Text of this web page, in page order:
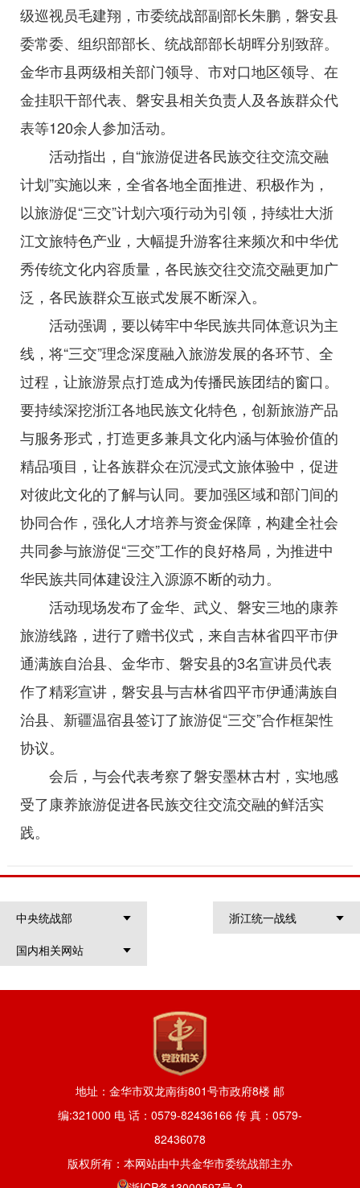
级巡视员毛建翔，市委统战部副部长朱鹏，磐安县
委常委、组织部部长、统战部部长胡晖分别致辞。
金华市县两级相关部门领导、市对口地区领导、在
金挂职干部代表、磐安县相关负责人及各族群众代
表等120余人参加活动。
活动指出，自“旅游促进各民族交往交流交融
计划”实施以来，全省各地全面推进、积极作为，
以旅游促“三交”计划六项行动为引领，持续壮大浙
江文旅特色产业，大幅提升游客往来频次和中华优
秀传统文化内容质量，各民族交往交流交融更加广
泛，各民族群众互嵌式发展不断深入。
活动强调，要以铸牢中华民族共同体意识为主
线，将“三交”理念深度融入旅游发展的各环节、全
过程，让旅游景点打造成为传播民族团结的窗口。
要持续深挖浙江各地民族文化特色，创新旅游产品
与服务形式，打造更多兼具文化内涵与体验价值的
精品项目，让各族群众在沉浸式文旅体验中，促进
对彼此文化的了解与认同。要加强区域和部门间的
协同合作，强化人才培养与资金保障，构建全社会
共同参与旅游促“三交”工作的良好格局，为推进中
华民族共同体建设注入源源不断的动力。
活动现场发布了金华、武义、磐安三地的康养
旅游线路，进行了赠书仪式，来自吉林省四平市伊
通满族自治县、金华市、磐安县的3名宣讲员代表
作了精彩宣讲，磐安县与吉林省四平市伊通满族自
治县、新疆温宿县签订了旅游促“三交”合作框架性
协议。
会后，与会代表考察了磐安墨林古村，实地感
受了康养旅游促进各民族交往交流交融的鲜活实
践。
中央统战部
浙江统一战线
国内相关网站
地址：金华市双龙南街801号市政府8楼 邮
编:321000 电 话：0579-82436166 传 真：0579-
82436078
版权所有：本网站由中共金华市委统战部主办